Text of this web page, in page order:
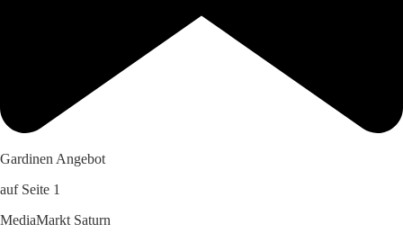
Gardinen Angebot
auf Seite 1
MediaMarkt Saturn